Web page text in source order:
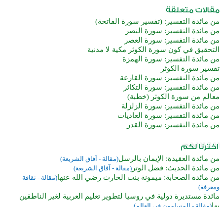
من مائدة التفسير: (تفسير سورة الفاتحة)
من مائدة التفسير: سورة النصر
من مائدة التفسير: سورة العصر
التحقيق في كون سورة الكوثر مكية لا مدنية
من مائدة التفسير: سورة الهمزة
تفسير سورة الكوثر
من مائدة التفسير: سورة القارعة
من مائدة التفسير: سورة التكاثر
معالم من سورة الكوثر (خطبة)
من مائدة التفسير: سورة الزلزلة
من مائدة التفسير: سورة العاديات
من مائدة التفسير: سورة القدر
من مائدة العقيدة: الإيمان بالرسل(مقالة - آفاق الشريعة)
من مائدة الحديث: فضل الوتر (مقالة - آفاق الشريعة)
من مائدة الصحابة: ميمونة بنت الحارث رضي الله عنها(مقالة - ثقافة
ومعرفة)
مائدة مستديرة دولية في روسيا لتطوير تعليم العربية لغير الناطقين